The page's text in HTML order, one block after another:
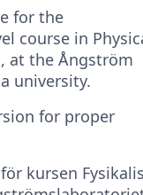
for the
course in
at the Ångström
university.
for proper
kursen